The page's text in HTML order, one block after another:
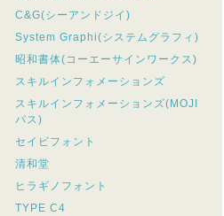
C&G(シーアンドジイ)
System Graphi(システムグラフィ)
昭和書体(コーエーサインワークス)
スキルインフォメーションズ
スキルインフォメーションズ(MOJI
パス)
セイビフォント
清和堂
ヒラギノフォント
TYPE C4